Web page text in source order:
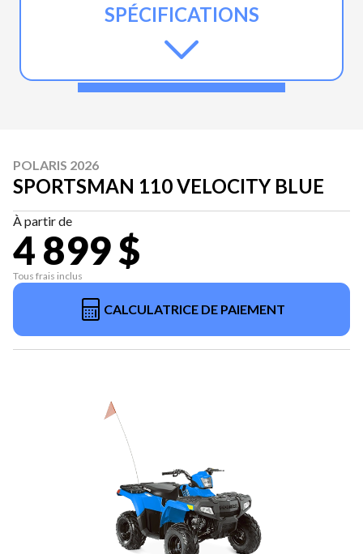
SPÉCIFICATIONS
POLARIS 2026
SPORTSMAN 110 VELOCITY BLUE
À partir de
4 899 $
Tous frais inclus
CALCULATRICE DE PAIEMENT